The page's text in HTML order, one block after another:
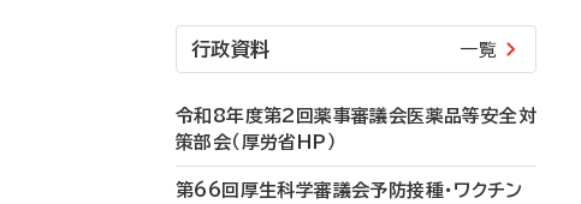
行政資料 一覧
令和8年度第2回薬事審議会医薬品等安全対
策部会（厚労省HP）
第66回厚生科学審議会予防接種・ワクチン